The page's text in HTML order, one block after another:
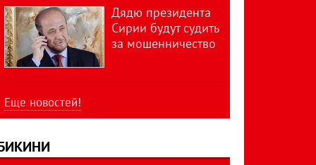
Дядю президента
Сирии будут судить
за мошенничество
Еще новостей!